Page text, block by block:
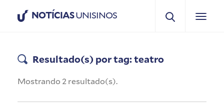
NOTÍCIASUNISINOS
Resultado(s) por tag: teatro
Mostrando 2 resultado(s).